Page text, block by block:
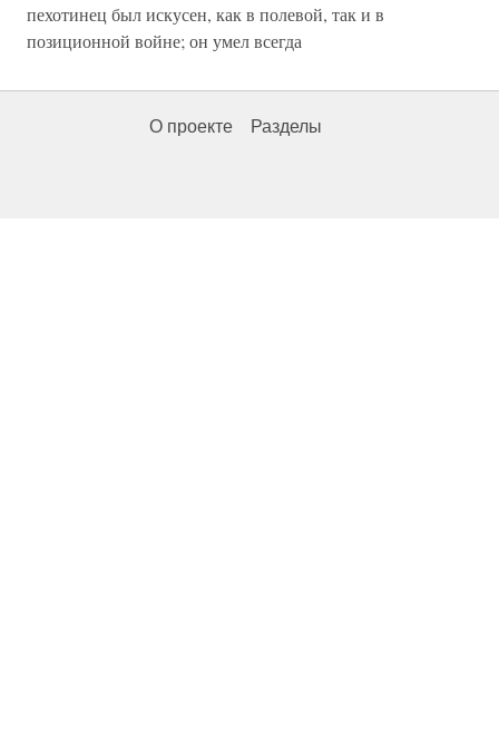
пехотинец был искусен, как в полевой, так и в
позиционной войне; он умел всегда
О проекте Разделы